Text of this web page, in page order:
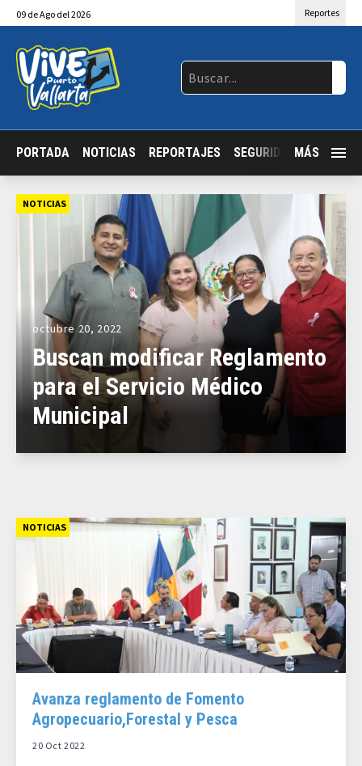
09 deAgo del 2026 Reportes
PORTADA NOTICIAS REPORTAJES SEGURIDAD JALISCO
MÁS
NOTICIAS
octubre 20, 2022
Buscan modificar Reglamento
para el Servicio Médico
Municipal
NOTICIAS
Avanza reglamento de Fomento
Agropecuario,Forestal y Pesca
20 Oct 2022